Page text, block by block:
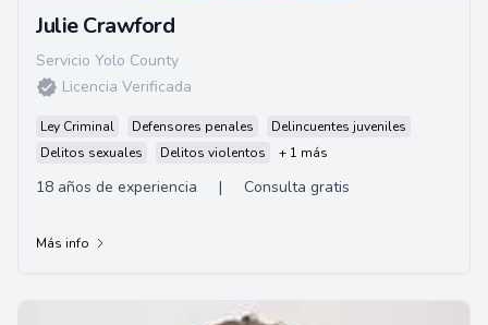
Julie Crawford
Servicio Yolo County
Licencia Verificada
Ley Criminal Defensores penales
Delincuentes juveniles
Delitos sexuales
Delitos violentos + 1 más
18 años de experiencia | Consulta gratis
Más info